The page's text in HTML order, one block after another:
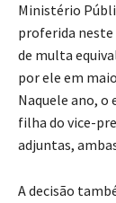
Ministério
proferida
de multa
por ele em
Naquele ano, o
filha do vice-
adjuntas,
A decisão